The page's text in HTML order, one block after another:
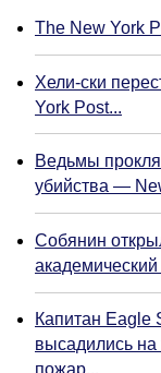
The New York
Хели-ски
York Post...
Ведьмы
убийства —
Собянин
Капитан
высадились на